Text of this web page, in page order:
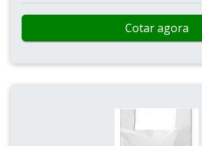
Cotar agora